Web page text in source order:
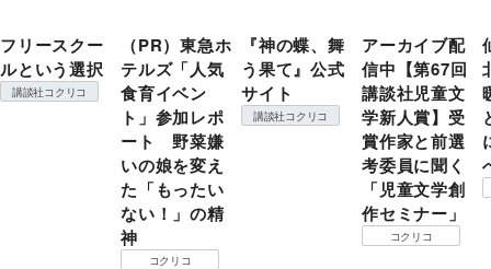
フリースクー
ルという選択
講談社コクリコ
（PR）東急ホ
テルズ「人気
食育イベン
ト」参加レポ
ート 野菜嫌
いの娘を変え
た「もったい
ない！」の精
神
コクリコ
『神の蝶、舞
う果て』公式
サイト
講談社コクリコ
アーカイブ配
信中【第67回
講談社児童文
学新人賞】受
賞作家と前選
考委員に聞く
「児童文学創
作セミナー」
コクリコ